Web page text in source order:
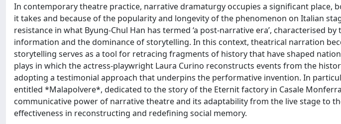
In contemporary theatre practice, narrative dramaturgy occupies a significant place,
it takes and because of the popularity and longevity of the phenomenon on Italian
resistance in what Byung-Chul Han has termed ‘a post-narrative era’, characterised
information and the dominance of storytelling. In this context, theatrical narration
storytelling serves as a tool for retracing fragments of history that have shaped
plays in which the actress-playwright Laura Curino reconstructs events from the
adopting a testimonial approach that underpins the performative invention. In
entitled *Malapolvere*, dedicated to the story of the Eternit factory in Casale
communicative power of narrative theatre and its adaptability from the live stage to
effectiveness in reconstructing and redefining social memory.